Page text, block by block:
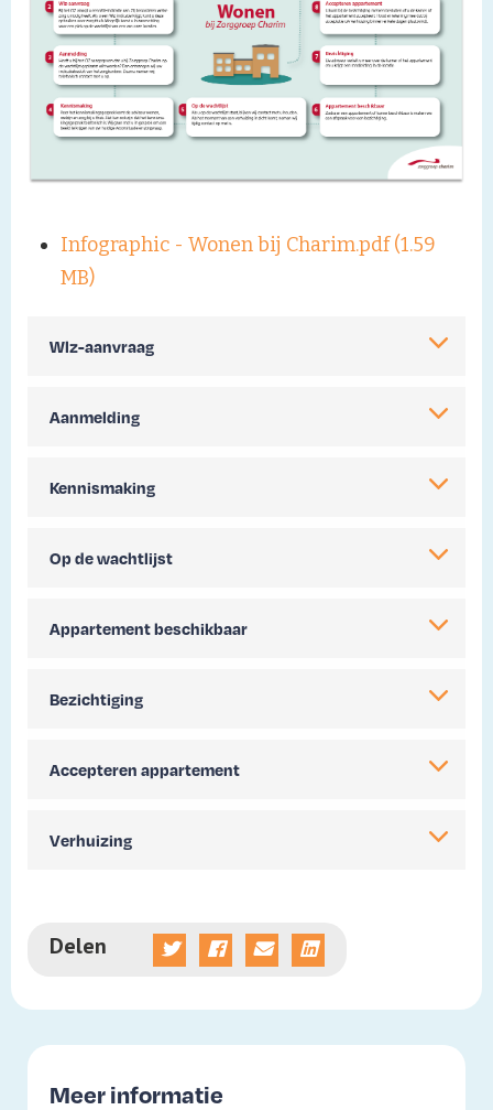
Infographic - Wonen bij Charim.pdf (1.59
MB)
Wlz-aanvraag
Aanmelding
Kennismaking
Op de wachtlijst
Appartement beschikbaar
Bezichtiging
Accepteren appartement
Verhuizing
Delen
Meer informatie